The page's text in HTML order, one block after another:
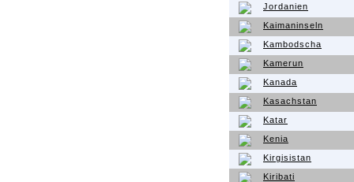
Jordanien
Kaimaninseln
Kambodscha
Kamerun
Kanada
Kasachstan
Katar
Kenia
Kirgisistan
Kiribati